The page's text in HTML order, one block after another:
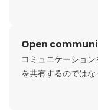
Open
コミュニケーショ
を共有するのでは